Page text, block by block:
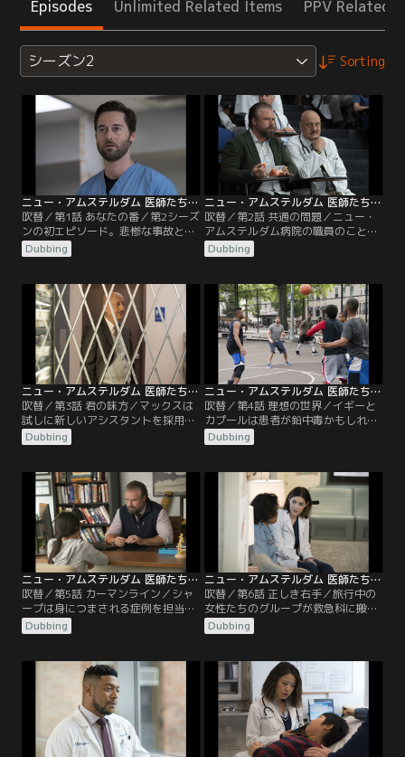
Episodes Unlimited Related Items PPV Related
シーズン2 Sorting
ニュー・アムステルダム 医師たちのカルテ シーズン2 第01話／吹替
吹替／第1話 あなたの番／第2シーズ
ンの初エピソード。悲惨な事故と娘
の誕生から3カ月を経て、マックス
は新しい日常を見つけようと頑張
イギーはうまく一日をこなして人生
を変えるようなことを思いつく。一
方、レイノルズは頼りない新インタ
ーンに対処することになる。
Dubbing
ニュー・アムステルダム 医師たちのカルテ シーズン2 第02話／吹替
吹替／第2話 共通の問題／ニュー・
アムステルダム病院の職員のことを
もっとよく知るため、マックスは病
院全体の職員調査を行う。レイノル
に陥ることになり、カストロ医師は
病院のより多くの患者に自分の治療
計画を試そうとする。
Dubbing
ニュー・アムステルダム 医師たちのカルテ シーズン2 第03話／吹替
吹替／第3話 君の味方／マックスは
試しに新しいアシスタントを採用
し、ある計画に関して理事会と渡り
合う。一方イギーは、病棟内で一斉
と奮闘し、カプールは衝撃的な事実
を知らされる。
Dubbing
ニュー・アムステルダム 医師たちのカルテ シーズン2 第04話／吹替
吹替／第4話 理想の世界／イギーと
カプールは患者が鉛中毒かもしれな
いと知り、市と争うことになる。そ
んな中、患者を助けようとするマッ
Dubbing
ニュー・アムステルダム 医師たちのカルテ シーズン2 第05話／吹替
吹替／第5話 カーマンライン／シャ
ープは身につまされる症例を担当。
患者が正当な扱いを受けられるよう
マックスと力を合わせる。一方、イ
し、難しい決断を迫られる。
Dubbing
ニュー・アムステルダム 医師たちのカルテ シーズン2 第06話／吹替
吹替／第6話 正しき右手／旅行中の
女性たちのグループが救急科に搬送
され、マックスは患者の1人を危険
にさらす厄介な情報を知る。一方、
悪い姉妹の関係を修復する。
Dubbing